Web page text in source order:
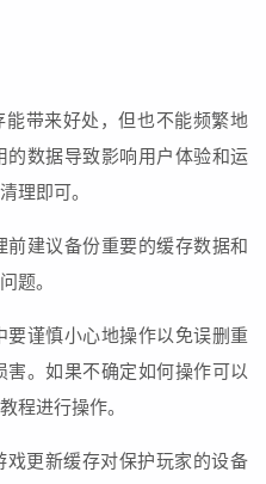
带来好处，但也不能频繁地
数据导致影响用户体验和运
理即可。
建议备份重要的缓存数据和
题。
谨慎小心地操作以免误删重
。如果不确定如何操作可以
程进行操作。
更新缓存对保护玩家的设备